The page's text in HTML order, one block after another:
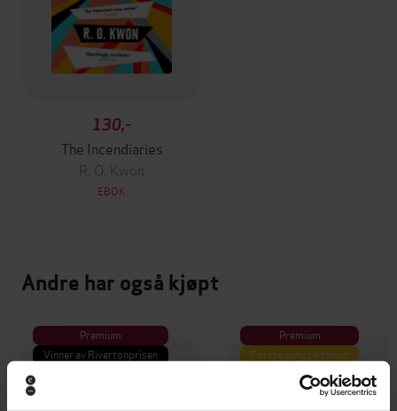
130,-
The Incendiaries
R. O. Kwon
EBOK
Andre har også kjøpt
Premium
Vinner av Rivertonprisen
Premium
Første gang på tilbud